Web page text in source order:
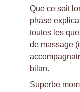
Que ce soit
phase
toutes les
de massage
bilan.
Superbe